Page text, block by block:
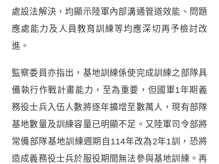
處設法解決，均顯示陸軍內部溝通管道效能、問題
應處能力及人員教育訓練等均應深切再予檢討改
進。
監察委員亦指出，基地訓練係使完成訓練之部隊具
備執行作戰計畫能力，至為重要，但國軍1年期義
務役士兵入伍人數將逐年擴增至數萬人，現有部隊
基地數量及訓練容量已明顯不足。又陸軍司令部將
常備部隊基地訓練週期自114年改為2年1訓，恐將
造成義務役士兵於服役期間無法參與基地訓練。再